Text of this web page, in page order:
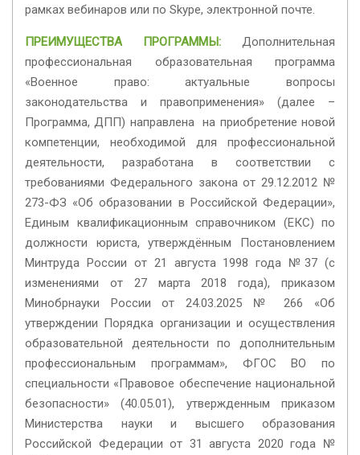
рамках вебинаров или по Skype, электронной почте.
ПРЕИМУЩЕСТВА ПРОГРАММЫ: Дополнительная
профессиональная образовательная программа
«Военное право: актуальные вопросы
законодательства и правоприменения» (далее –
Программа, ДПП) направлена на приобретение новой
компетенции, необходимой для профессиональной
деятельности, разработана в соответствии с
требованиями Федерального закона от 29.12.2012 №
273-ФЗ «Об образовании в Российской Федерации»,
Единым квалификационным справочником (ЕКС) по
должности юриста, утверждённым Постановлением
Минтруда России от 21 августа 1998 года №37 (с
изменениями от 27 марта 2018 года), приказом
Минобрнауки России от 24.03.2025 № 266 «Об
утверждении Порядка организации и осуществления
образовательной деятельности по дополнительным
профессиональным программам», ФГОС ВО по
специальности «Правовое обеспечение национальной
безопасности» (40.05.01), утвержденным приказом
Министерства науки и высшего образования
Российской Федерации от 31 августа 2020 года №